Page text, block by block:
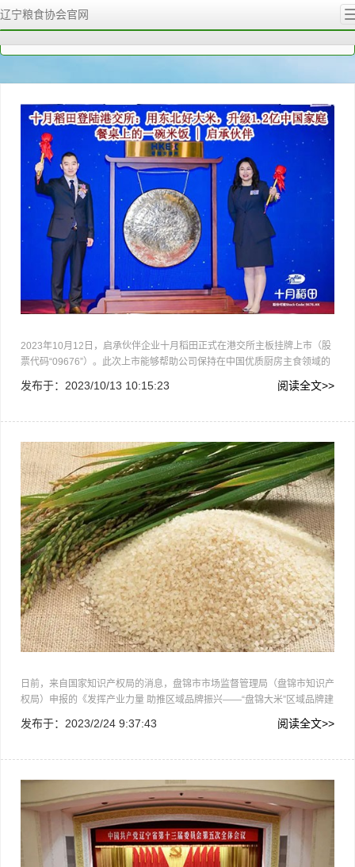
辽宁粮食协会官网
2023年10月12日，启承伙伴企业十月稻田正式在港交所主板挂牌上市（股
票代码“09676”）。此次上市能够帮助公司保持在中国优质厨房主食领域的
领先地位，并进一步夯实产地布局和供应链优势，持续扩大品牌影响力。十
月稻田董事长、执行董事王兵先生在上市仪式上致辞：“十月稻田的…
发布于： 2023/10/13 10:15:23 阅读全文>>
日前，来自国家知识产权局的消息，盘锦市市场监督管理局（盘锦市知识产
权局）申报的《发挥产业力量 助推区域品牌振兴——“盘锦大米”区域品牌建
食类、辽宁省首个地理标志产品，于2020年进入首批“100+100…
发布于： 2023/2/24 9:37:43 阅读全文>>